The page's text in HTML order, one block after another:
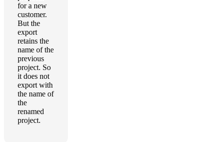
for a new
customer.
But the
export
retains the
name of the
previous
project. So
it does not
export with
the name of
the
renamed
project.